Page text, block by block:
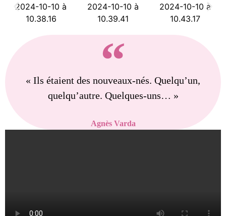
« Ils étaient des nouveaux-nés. Quelqu’un,
quelqu’autre. Quelques-uns… »
Agnès Varda